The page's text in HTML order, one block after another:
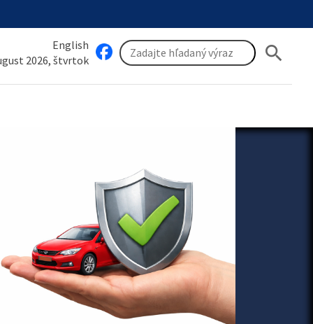
English
2026, štvrtok
search